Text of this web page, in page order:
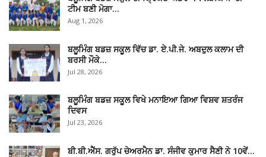
ਟੀਮ ਬਣੀ ਮੋਗਾ…
Aug 1, 2026
ਬਲੂਮਿੰਗ ਬਡਜ਼ ਸਕੂਲ ਵਿੱਚ ਡਾ. ਏ.ਪੀ.ਜੇ. ਅਬਦੁਲ ਕਲਾਮ ਦੀ
ਬਰਸੀ ਮੌਕੇ…
Jul 28, 2026
ਬਲੂਮਿੰਗ ਬਡਜ਼ ਸਕੂਲ ਵਿਖੇ ਮਨਾਇਆ ਗਿਆ ਵਿਸ਼ਵ ਸ਼ਤਰੰਜ
ਦਿਵਸ
Jul 23, 2026
ਬੀ.ਬੀ.ਐੱਸ. ਗਰੁੱਪ ਚੇਅਰਮੈਨ ਡਾ. ਸੰਜੀਵ ਕੁਮਾਰ ਸੈਣੀ ਨੇ 10ਵੇਂ…